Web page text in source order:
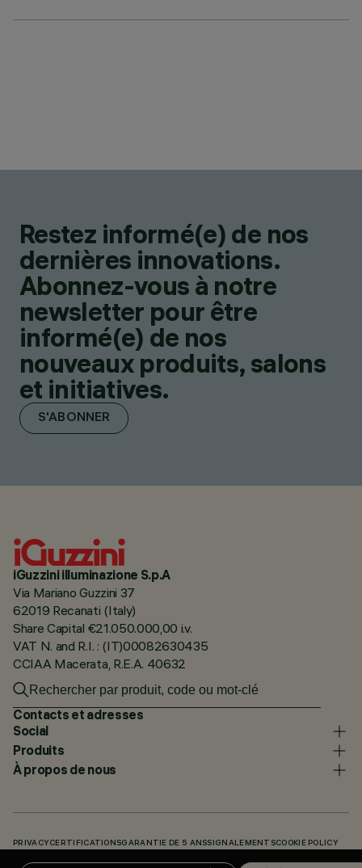
Restez informé(e) de nos
dernières innovations.
Abonnez-vous à notre
newsletter pour être
informé(e) de nos
nouveaux produits, salons
et initiatives.
S'ABONNER
iGuzzini illuminazione S.p.A
Via Mariano Guzzini 37
62019 Recanati (Italy)
Share Capital €21.050.000,00 i.v.
VAT N. and R.I. : (IT)00082630435
CCIAA Macerata, R.E.A. 40632
Contacts et adresses
Social
Produits
À propos de nous
PRIVACY CERTIFICATIONSGARANTIE DE 5 ANSSIGNALEMENTSCOOKIE POLICY